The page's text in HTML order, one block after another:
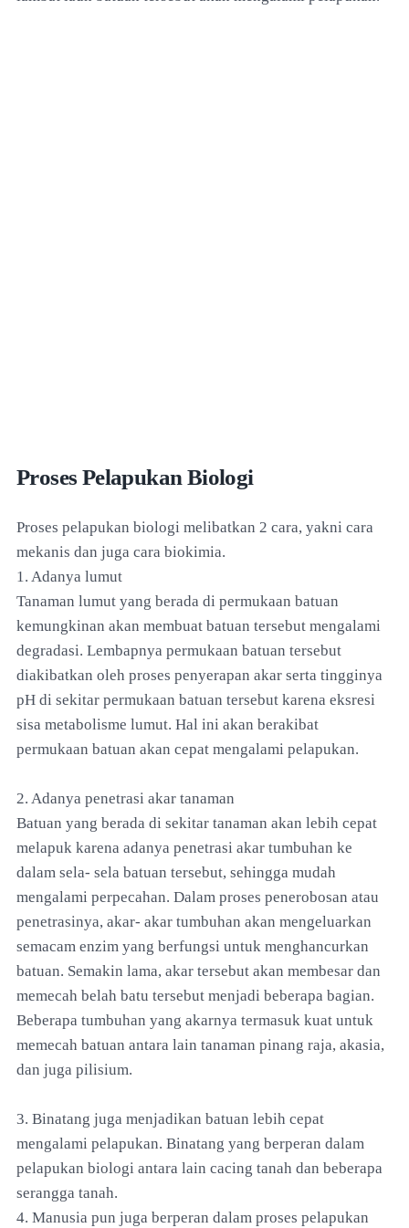
Proses Pelapukan Biologi
Proses pelapukan biologi melibatkan 2 cara, yakni cara
mekanis dan juga cara biokimia.
1. Adanya lumut
Tanaman lumut yang berada di permukaan batuan
kemungkinan akan membuat batuan tersebut mengalami
degradasi. Lembapnya permukaan batuan tersebut
diakibatkan oleh proses penyerapan akar serta tingginya
pH di sekitar permukaan batuan tersebut karena eksresi
sisa metabolisme lumut. Hal ini akan berakibat
permukaan batuan akan cepat mengalami pelapukan.
2. Adanya penetrasi akar tanaman
Batuan yang berada di sekitar tanaman akan lebih cepat
melapuk karena adanya penetrasi akar tumbuhan ke
dalam sela- sela batuan tersebut, sehingga mudah
mengalami perpecahan. Dalam proses penerobosan atau
penetrasinya, akar- akar tumbuhan akan mengeluarkan
semacam enzim yang berfungsi untuk menghancurkan
batuan. Semakin lama, akar tersebut akan membesar dan
memecah belah batu tersebut menjadi beberapa bagian.
Beberapa tumbuhan yang akarnya termasuk kuat untuk
memecah batuan antara lain tanaman pinang raja, akasia,
dan juga pilisium.
3. Binatang juga menjadikan batuan lebih cepat
mengalami pelapukan. Binatang yang berperan dalam
pelapukan biologi antara lain cacing tanah dan beberapa
serangga tanah.
4. Manusia pun juga berperan dalam proses pelapukan